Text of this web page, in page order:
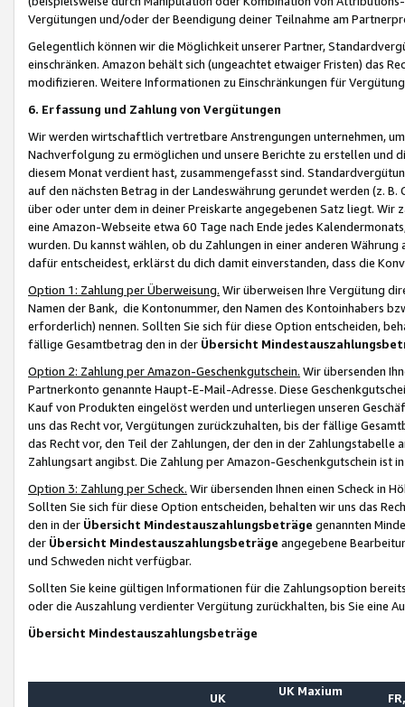
Vergütungen und/oder der Beendigung deiner Teilnahme am
Gelegentlich können wir die Möglichkeit unserer Partner,
einschränken. Amazon behält sich (ungeachtet etwaiger Fristen) das
modifizieren. Weitere Informationen zu Einschränkungen für
6. Erfassung und Zahlung von Vergütungen
Wir werden wirtschaftlich vertretbare Anstrengungen unternehmen,
Nachverfolgung zu ermöglichen und unsere Berichte zu erstellen und
diesem Monat verdient hast, zusammengefasst sind.
auf den nächsten Betrag in der Landeswährung gerundet werden (z.
über oder unter dem in deiner Preiskarte angegebenen Satz liegt.
eine Amazon-Webseite etwa 60 Tage nach Ende jedes
wurden. Du kannst wählen, ob du Zahlungen in einer anderen
dafür entscheidest, erklärst du dich damit einverstanden, dass die
Option 1: Zahlung per Überweisung. Wir überweisen Ihre Vergütung
Namen der Bank, die Kontonummer, den Namen des Kontoinhabers
erforderlich) nennen. Sollten Sie sich für diese Option entscheiden,
fällige Gesamtbetrag den in der Übersicht
Option 2: Zahlung per Amazon-Geschenkgutschein. Wir übersenden
Partnerkonto genannte Haupt-E-Mail-Adresse. Diese
Kauf von Produkten eingelöst werden und unterliegen unseren
uns das Recht vor, Vergütungen zurückzuhalten, bis der fällige
das Recht vor, den Teil der Zahlungen, der den in der
Zahlungsart angibst. Die Zahlung per Amazon-Geschenkgutschein ist
Option 3: Zahlung per Scheck. Wir übersenden Ihnen einen Scheck in
Sollten Sie sich für diese Option entscheiden, behalten wir uns das
den in der Übersicht Mindestauszahlungsbeträge genannten
der Übersicht Mindestauszahlungsbeträge angegebene
und Schweden nicht verfügbar.
Sollten Sie keine gültigen Informationen für die Zahlungsoption
oder die Auszahlung verdienter Vergütung zurückhalten, bis Sie
Übersicht Mindestauszahlungsbeträge
UK
UK Maxium